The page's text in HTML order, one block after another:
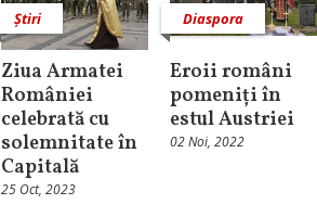
Știri
Ziua Armatei
României
celebrată cu
solemnitate în
Capitală
25 Oct, 2023
Diaspora
Eroii români
pomeniți în
estul Austriei
02 Noi, 2022